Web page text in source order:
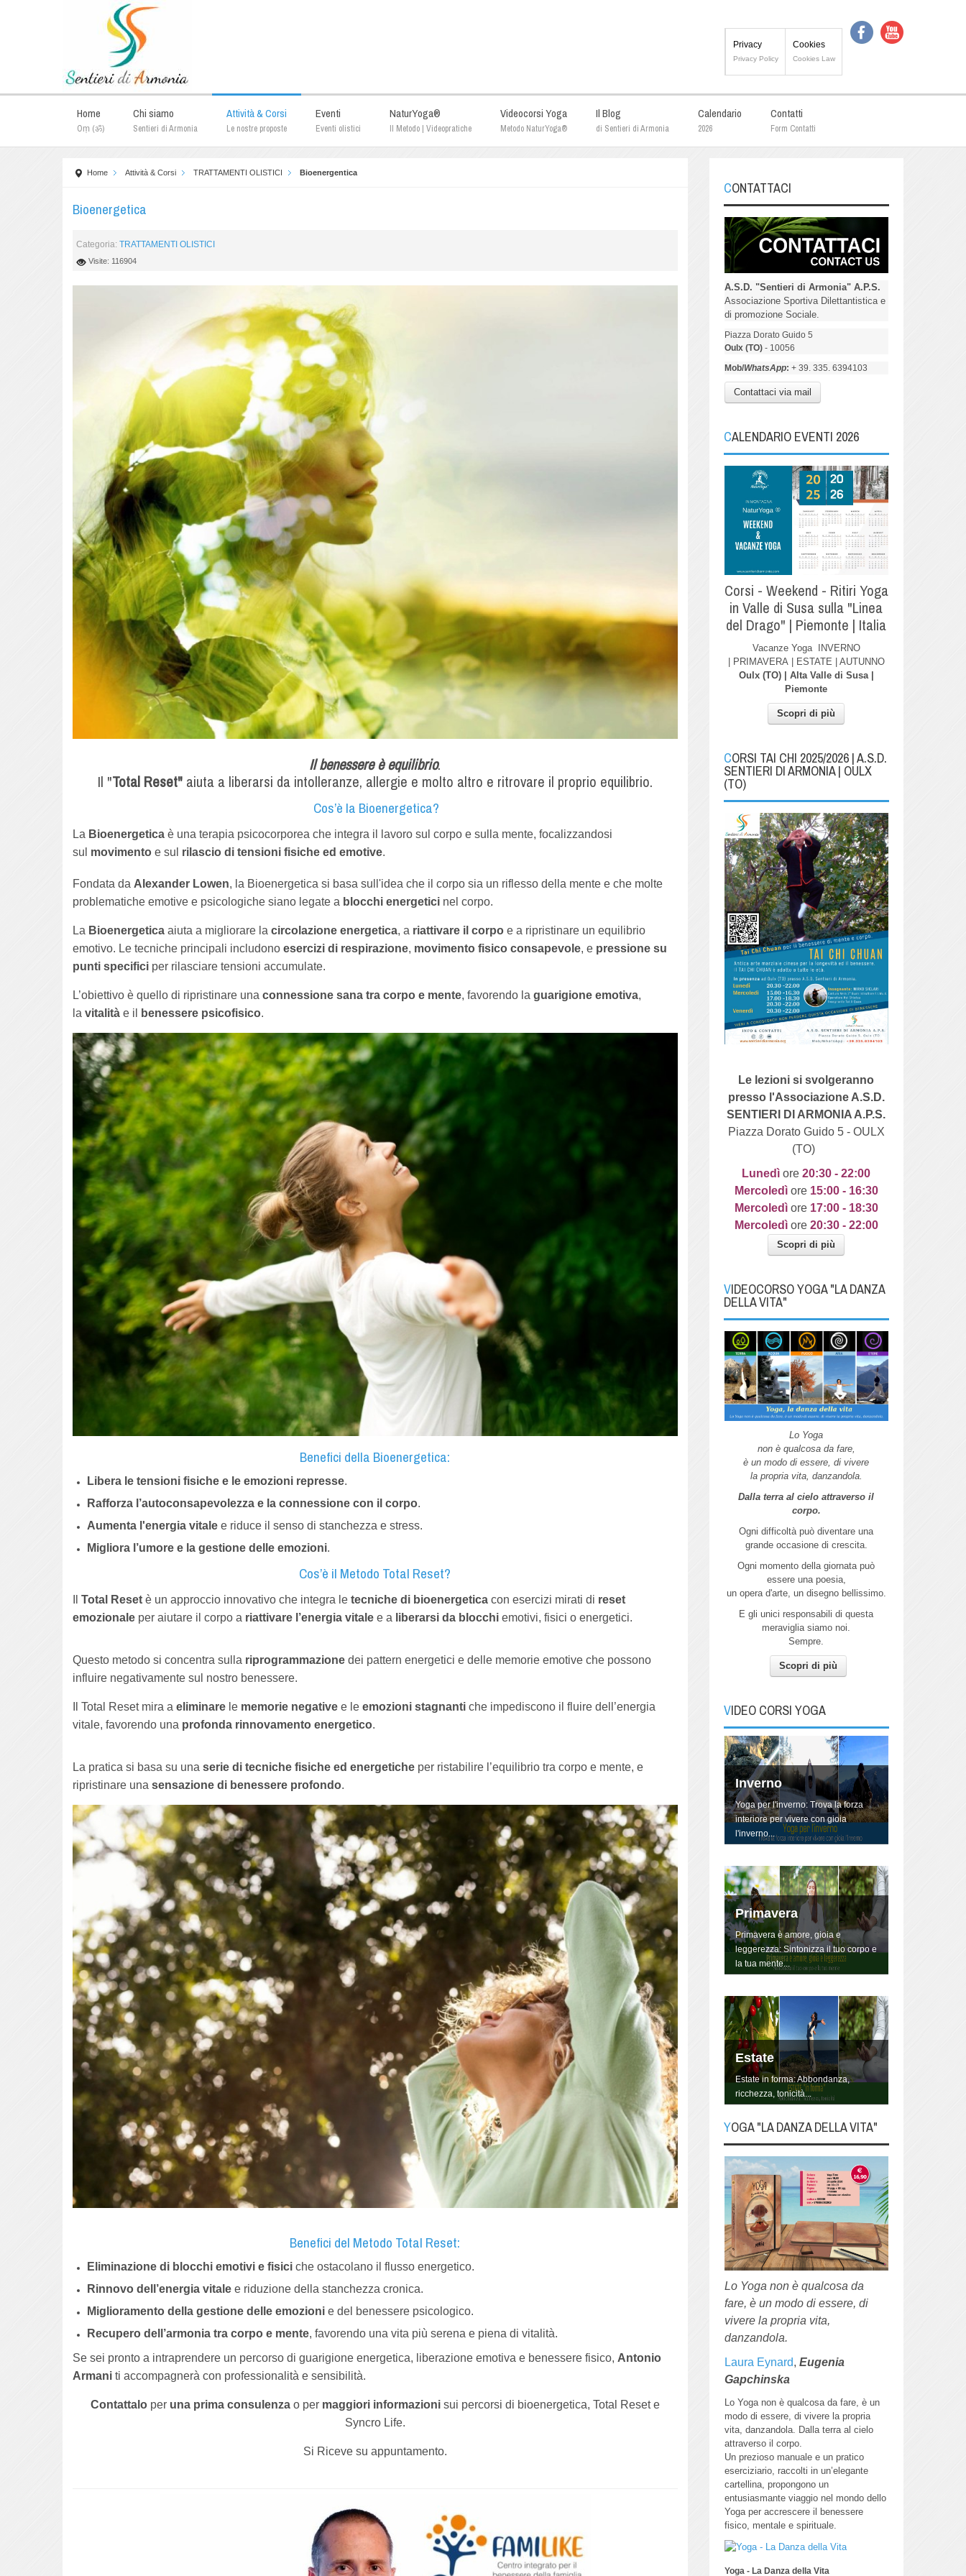
Privacy
Privacy Policy
Cookies
Cookies Law
Home
Oṃ (ॐ)
Chi siamo
Sentieri di Armonia
Attività & Corsi
Le nostre proposte
Eventi
Eventi olistici
NaturYoga®
Il Metodo | Videopratiche
Videocorsi Yoga
Metodo NaturYoga®
Il Blog
di Sentieri di Armonia
Calendario
2026
Contatti
Form Contatti
Home Attività & Corsi TRATTAMENTI OLISTICI Bioenergentica
Bioenergetica
Categoria:TRATTAMENTI OLISTICI
Visite: 116904
Il benessere è equilibrio.
Il "Total Reset"aiuta a liberarsi da intolleranze, allergie e molto altro e ritrovare il proprio equilibrio.
Cos’è la Bioenergetica?
La Bioenergetica è una terapia psicocorporea che integra il lavoro sul corpo e sulla mente, focalizzandosi
sul movimento e sul rilascio di tensioni fisiche ed emotive.
Fondata da Alexander Lowen, la Bioenergetica si basa sull'idea che il corpo sia un riflesso della mente e che molte
problematiche emotive e psicologiche siano legate a blocchi energetici nel corpo.
La Bioenergetica aiuta a migliorare lacircolazione energetica, a riattivare il corpo e a ripristinare un equilibrio
emotivo. Le tecniche principali includonoesercizi di respirazione, movimento fisico consapevole, e pressione su
punti specifici per rilasciare tensioni accumulate.
L’obiettivo è quello di ripristinare unaconnessione sana tra corpo e mente, favorendo laguarigione emotiva,
lavitalità e il benessere psicofisico.
Benefici della Bioenergetica:
Libera le tensioni fisiche e le emozioni represse.
Rafforza l’autoconsapevolezza e la connessione con il corpo.
Aumenta l'energia vitale e riduce il senso di stanchezza e stress.
Migliora l’umore e la gestione delle emozioni.
Cos’è il Metodo Total Reset?
IlTotal Reset è un approccio innovativo che integra letecniche di bioenergetica con esercizi mirati di reset
emozionale per aiutare il corpo a riattivare l’energia vitale e a liberarsi da blocchi emotivi, fisici o energetici.
Questo metodo si concentra sulla riprogrammazione dei pattern energetici e delle memorie emotive che possono
influire negativamente sul nostro benessere.
Il Total Reset mira aeliminare le memorie negative e leemozioni stagnanti che impediscono il fluire dell’energia
vitale, favorendo una profonda rinnovamento energetico.
La pratica si basa su unaserie di tecniche fisiche ed energetiche per ristabilire l’equilibrio tra corpo e mente, e
ripristinare unasensazione di benessere profondo.
Benefici del Metodo Total Reset:
Eliminazione di blocchi emotivi e fisici che ostacolano il flusso energetico.
Rinnovo dell’energia vitale e riduzione della stanchezza cronica.
Miglioramento della gestione delle emozioni e del benessere psicologico.
Recupero dell’armonia tra corpo e mente, favorendo una vita più serena e piena di vitalità.
Se sei pronto a intraprendere un percorso di guarigione energetica, liberazione emotiva e benessere fisico, Antonio
Armani ti accompagnerà con professionalità e sensibilità.
Contattaloper una prima consulenzao per maggiori informazionisui percorsi di bioenergetica, Total Reset e
Syncro Life.
Si Riceve su appuntamento.
CONTATTACI
A.S.D. "Sentieri di Armonia" A.P.S.
Associazione Sportiva Dilettantistica e
di promozione Sociale.
Piazza Dorato Guido 5
Oulx (TO)- 10056
Mob/WhatsApp: + 39. 335. 6394103
Contattaci via mail
CALENDARIO EVENTI 2026
Corsi - Weekend - Ritiri Yoga
in Valle di Susa sulla "Linea
del Drago" | Piemonte | Italia
Vacanze Yoga INVERNO
| PRIMAVERA | ESTATE | AUTUNNO
Oulx (TO) | Alta Valle di Susa |
Piemonte
Scopri di più
CORSI TAI CHI 2025/2026 | A.S.D.
SENTIERI DI ARMONIA | OULX
(TO)
Le lezioni si svolgeranno
presso l'Associazione A.S.D.
SENTIERI DI ARMONIA A.P.S.
Piazza Dorato Guido 5 - OULX
(TO)
Lunedìore 20:30 - 22:00
Mercoledì ore 15:00 - 16:30
Mercoledì ore 17:00 - 18:30
Mercoledì ore 20:30 - 22:00
Scopri di più
VIDEOCORSO YOGA "LA DANZA
DELLA VITA"
Lo Yoga
non è qualcosa da fare,
è un modo di essere, di vivere
la propria vita, danzandola.
Dalla terra al cielo attraverso il
corpo.
Ogni difficoltà può diventare una
grande occasione di crescita.
Ogni momento della giornata può
essere una poesia,
un opera d'arte, un disegno bellissimo.
E gli unici responsabili di questa
meraviglia siamo noi.
Sempre.
Scopri di più
VIDEO CORSI YOGA
Autunno
all'energia dell'Autunno.
Inverno
Yoga per l'inverno: Trova la forza
interiore per vivere con gioia
l'inverno...
Primavera
Primavera è amore, gioia e
leggerezza: Sintonizza il tuo corpo e
la tua mente...
Estate
Estate in forma: Abbondanza,
ricchezza, tonicità...
YOGA "La danza della
Vita"
Lo Yoga non è qualcosa da fare, è
un modo di essere, di vivere la
propria vita, danzandola.
YOGA "LA DANZA DELLA VITA"
Lo Yoga non è qualcosa da
fare, è un modo di essere, di
vivere la propria vita,
danzandola.
Laura Eynard, Eugenia
Gapchinska
Lo Yoga non è qualcosa da fare, è un
modo di essere, di vivere la propria
vita, danzandola.
Dalla terra al cielo
attraverso il corpo.
Un prezioso manuale e un pratico
eserciziario, raccolti in un’elegante
cartellina, propongono un
entusiasmante viaggio nel mondo dello
Yoga per accrescere il benessere
fisico, mentale e spirituale.
Yoga - La Danza della Vita